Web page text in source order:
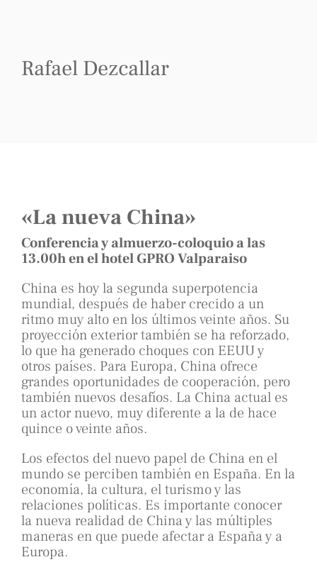
Rafael Dezcallar
«La nueva China»
Conferencia y almuerzo-coloquio a las
13.00h en el hotel GPRO Valparaiso
China es hoy la segunda superpotencia
mundial, después de haber crecido a un
ritmo muy alto en los últimos veinte años. Su
proyección exterior también se ha reforzado,
lo que ha generado choques con EEUU y
otros países. Para Europa, China ofrece
grandes oportunidades de cooperación, pero
también nuevos desafíos. La China actual es
un actor nuevo, muy diferente a la de hace
quince o veinte años.
Los efectos del nuevo papel de China en el
mundo se perciben también en España. En la
economía, la cultura, el turismo y las
relaciones políticas. Es importante conocer
la nueva realidad de China y las múltiples
maneras en que puede afectar a España y a
Europa.